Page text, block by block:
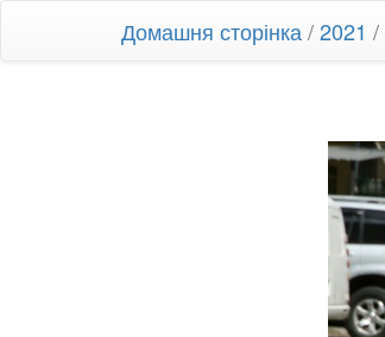
Домашня сторінка /2021 /